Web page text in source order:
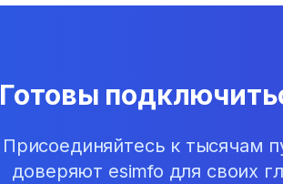
Готовы
Присоединяйтесь к тысячам
доверяют esimfo для своих